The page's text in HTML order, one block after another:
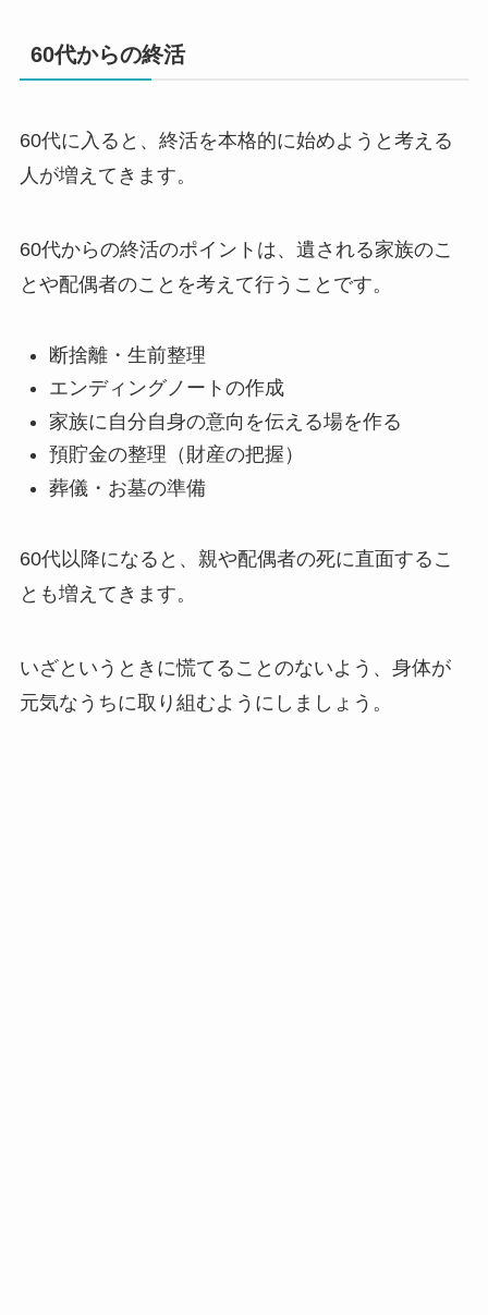
60代からの終活
60代に入ると、終活を本格的に始めようと考える
人が増えてきます。
60代からの終活のポイントは、遺される家族のこ
とや配偶者のことを考えて行うことです。
断捨離・生前整理
エンディングノートの作成
家族に自分自身の意向を伝える場を作る
預貯金の整理（財産の把握）
葬儀・お墓の準備
60代以降になると、親や配偶者の死に直面するこ
とも増えてきます。
いざというときに慌てることのないよう、身体が
元気なうちに取り組むようにしましょう。